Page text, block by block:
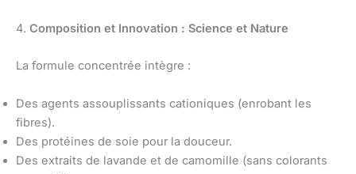
4. Composition et Innovation : Science et Nature
La formule concentrée intègre :
Des agents assouplissants cationiques (enrobant les
fibres).
Des protéines de soie pour la douceur.
Des extraits de lavande et de camomille (sans colorants